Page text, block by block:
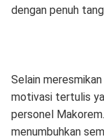
dengan penuh
Selain
motivasi tertulis
personel
menumbuhkan